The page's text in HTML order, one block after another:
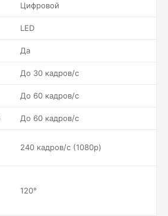
Цифровой
LED
Да
До 30 кадров/c
До 60 кадров/c
До 60 кадров/c
240 кадров/c (1080p)
120°